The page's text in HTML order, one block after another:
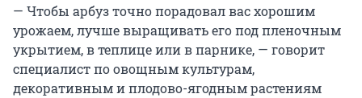
— Чтобы арбуз точно порадовал вас хорошим
урожаем, лучше выращивать его под пленочным
укрытием, в теплице или в парнике, — говорит
специалист по овощным культурам,
декоративным и плодово-ягодным растениям